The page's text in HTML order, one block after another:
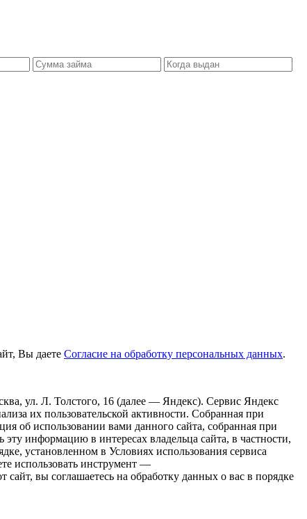
Вы даете Согласие на обработку персональных данных.
ул. Л. Толстого, 16 (далее — Яндекс). Сервис Яндекс
их пользовательской активности. Собранная при
об использовании вами данного сайта, собранная при
информацию в интересах владельца сайта, в частности,
установленном в Условиях использования сервиса
использовать инструмент —
вы соглашаетесь на обработку данных о вас в порядке